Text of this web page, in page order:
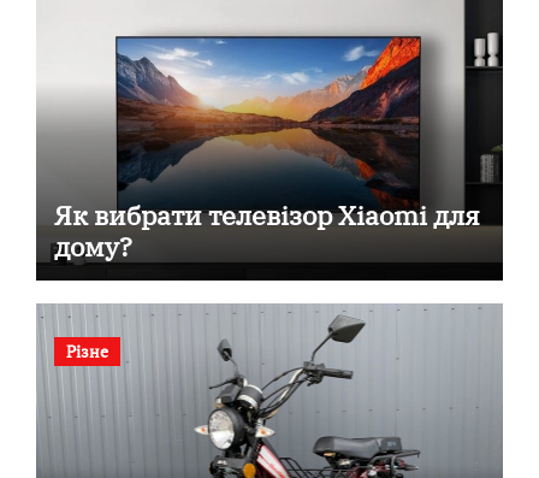
Як вибрати телевізор Xiaomi для
дому?
Різне